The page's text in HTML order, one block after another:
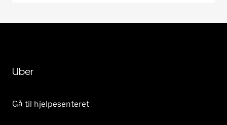
Uber
Gå til hjelpesenteret